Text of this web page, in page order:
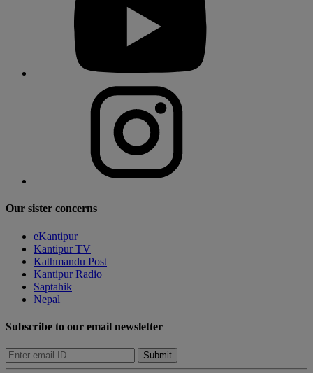
Our sister concerns
eKantipur
Kantipur TV
Kathmandu Post
Kantipur Radio
Saptahik
Nepal
Subscribe to our email newsletter
Submit